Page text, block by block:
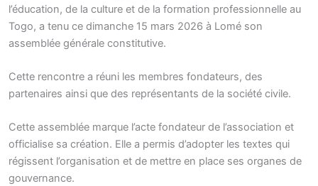
l’éducation, de la culture et de la formation professionnelle au
Togo, a tenu ce dimanche 15 mars 2026 à Lomé son
assemblée générale constitutive.
Cette rencontre a réuni les membres fondateurs, des
partenaires ainsi que des représentants de la société civile.
Cette assemblée marque l’acte fondateur de l’association et
officialise sa création. Elle a permis d’adopter les textes qui
régissent l’organisation et de mettre en place ses organes de
gouvernance.